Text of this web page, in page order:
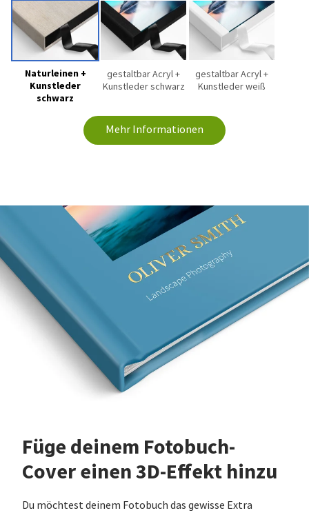
Naturleinen +
Kunstleder
schwarz
gestaltbar Acryl +
Kunstleder schwarz
gestaltbar Acryl +
Kunstleder weiß
Mehr Informationen
Füge deinem Fotobuch-
Cover einen 3D-Effekt hinzu
Du möchtest deinem Fotobuch das gewisse Extra